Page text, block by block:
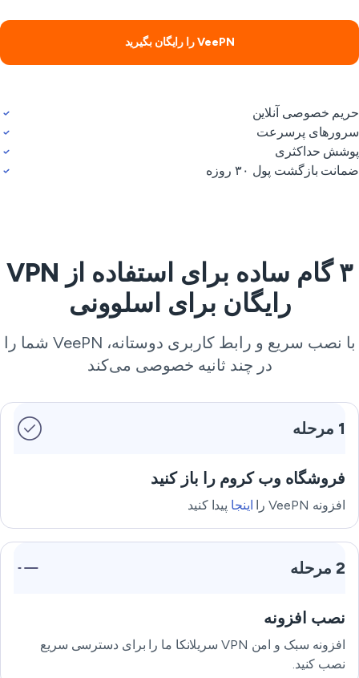
VeePN را رایگان بگیرید
خصوصی آنلاین
پرسرعت
حداکثری
بازگشت پول ۳۰ روزه
۳ گام ساده برای استفاده از VPN
رایگان برای اسلوونی
با نصب سریع و رابط کاربری دوستانه، VeePN شما را
در چند ثانیه خصوصی می‌کند
فروشگاه وب کروم را باز کنید
افزونه VeePN را اینجاپیدا کنید
2 مرحله
نصب افزونه
افزونه سبک و امن VPN سریلانکا ما را برای دسترسی سریع
نصب کنید.